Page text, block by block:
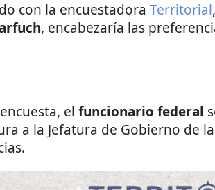
con la encuestadora Territorial
, encabezaría las
el funcionario federal
a la Jefatura de Gobierno de